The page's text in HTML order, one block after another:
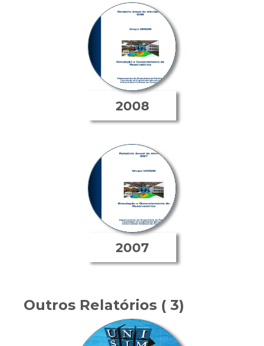
2008
2007
Outros Relatórios ( 3)